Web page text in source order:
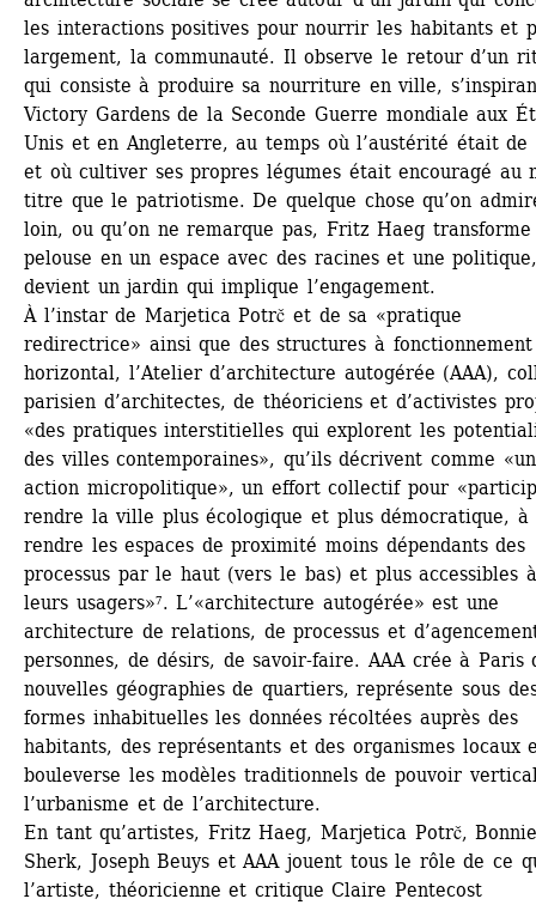
les interactions positives pour nourrir les habitants et
largement, la communauté. Il observe le retour d’un
qui consiste à produire sa nourriture en ville,
Victory Gardens de la Seconde Guerre mondiale aux
Unis et en Angleterre, au temps où l’austérité était de
et où cultiver ses propres légumes était encouragé au
titre que le patriotisme. De quelque chose qu’on
loin, ou qu’on ne remarque pas, Fritz Haeg
pelouse en un espace avec des racines et une
devient un jardin qui implique l’engagement.
À l’instar de Marjetica Potrč et de sa «pratique
redirectrice» ainsi que des structures à fonctionnement
horizontal, l’Atelier d’architecture autogérée (AAA),
parisien d’architectes, de théoriciens et d’activistes
«des pratiques interstitielles qui explorent les
des villes contemporaines», qu’ils décrivent comme
action micropolitique», un effort collectif pour
rendre la ville plus écologique et plus démocratique, à
rendre les espaces de proximité moins dépendants des
processus par le haut (vers le bas) et plus accessibles
leurs usagers»⁷. L’«architecture autogérée» est une
architecture de relations, de processus et
personnes, de désirs, de savoir-faire. AAA crée à Paris
nouvelles géographies de quartiers, représente sous
formes inhabituelles les données récoltées auprès des
habitants, des représentants et des organismes locaux
bouleverse les modèles traditionnels de pouvoir
l’urbanisme et de l’architecture.
En tant qu’artistes, Fritz Haeg, Marjetica Potrč,
Sherk, Joseph Beuys et AAA jouent tous le rôle de ce
l’artiste, théoricienne et critique Claire Pentecost